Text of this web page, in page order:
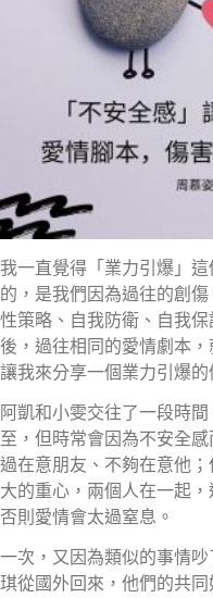
我一直覺得「業力引爆」
的，是我們因為過往的創
性策略、自我防衛、自我
後，過往相同的愛情劇本
讓我來分享一個業力引爆的
阿凱和小雯交往了一段時
至，但時常會因為不安全
過在意朋友、不夠在意他
大的重心，兩個人在一起
否則愛情會太過窒息。
一次，又因為類似的事情
琪從國外回來，他們的共